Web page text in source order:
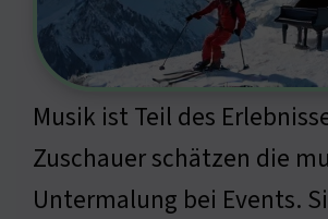
Musik ist Teil des
Zuschauer schätzen die
Untermalung bei Events.